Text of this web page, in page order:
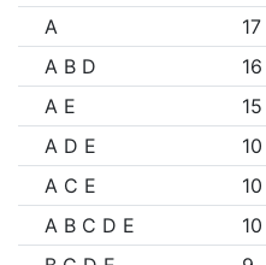
A
17
A B D
16
A E
15
A D E
10
A C E
10
A B C D E
10